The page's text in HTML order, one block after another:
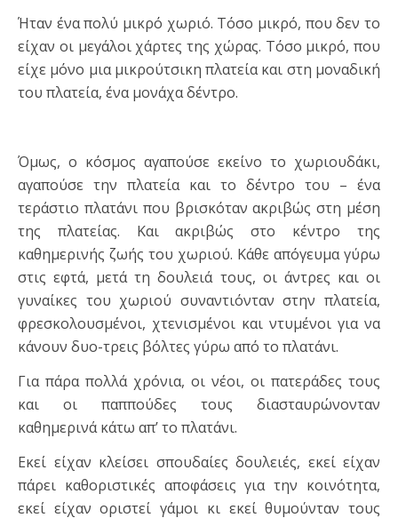
Ήταν ένα πολύ μικρό χωριό. Τόσο μικρό, που δεν το
είχαν οι μεγάλοι χάρτες της χώρας. Τόσο μικρό, που
είχε μόνο μια μικρούτσικη πλατεία και στη μοναδική
του πλατεία, ένα μονάχα δέντρο.
Όμως, ο κόσμος αγαπούσε εκείνο το χωριουδάκι,
αγαπούσε την πλατεία και το δέντρο του – ένα
τεράστιο πλατάνι που βρισκόταν ακριβώς στη μέση
της πλατείας. Και ακριβώς στο κέντρο της
καθημερινής ζωής του χωριού. Κάθε απόγευμα γύρω
στις εφτά, μετά τη δουλειά τους, οι άντρες και οι
γυναίκες του χωριού συναντιόνταν στην πλατεία,
φρεσκολουσμένοι, χτενισμένοι και ντυμένοι για να
κάνουν δυο-τρεις βόλτες γύρω από το πλατάνι.
Για πάρα πολλά χρόνια, οι νέοι, οι πατεράδες τους
και οι παππούδες τους διασταυρώνονταν
καθημερινά κάτω απ’ το πλατάνι.
Εκεί είχαν κλείσει σπουδαίες δουλειές, εκεί είχαν
πάρει καθοριστικές αποφάσεις για την κοινότητα,
εκεί είχαν οριστεί γάμοι κι εκεί θυμούνταν τους